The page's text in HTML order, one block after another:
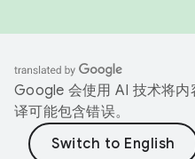
Google 会使用 AI 技术将内
译可能包含错误。